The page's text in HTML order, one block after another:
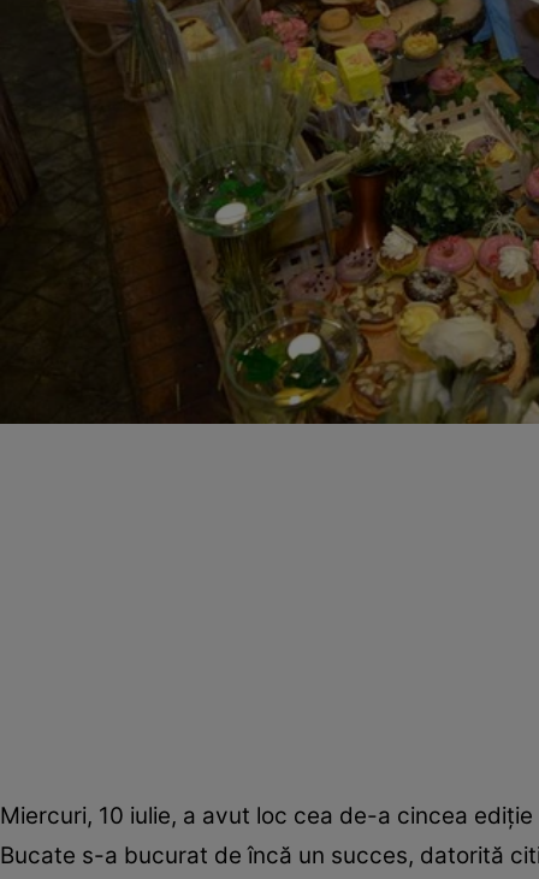
Miercuri, 10 iulie, a avut loc cea de-a cincea
Bucate s-a bucurat de încă un succes, datorită